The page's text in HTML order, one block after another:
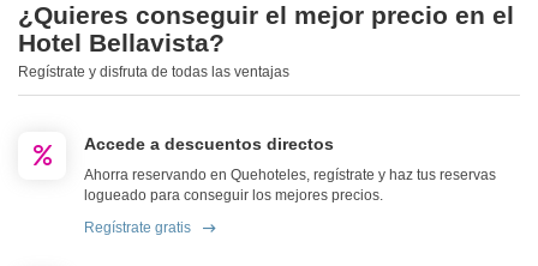
¿Quieres conseguir el mejor precio en el
Hotel Bellavista?
Regístrate y disfruta de todas las ventajas
Accede a descuentos directos
Ahorra reservando en Quehoteles, regístrate y haz tus reservas
logueado para conseguir los mejores precios.
Regístrate gratis